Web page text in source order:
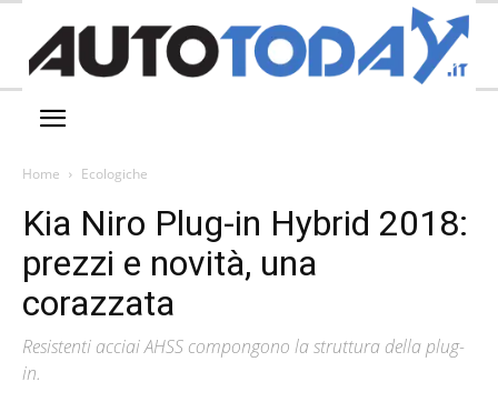
Home Ecologiche
Kia Niro Plug-in Hybrid 2018:
prezzi e novità, una
corazzata
Resistenti acciai AHSS compongono la struttura della plug-
in.